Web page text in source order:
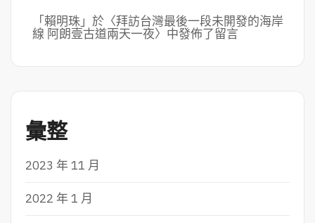
「賴明珠」於〈拜訪台灣最後一段未開發的海岸
線 阿朗壹古道兩天一夜〉中發佈了留言
彙整
2023 年 11 月
2022 年 1 月